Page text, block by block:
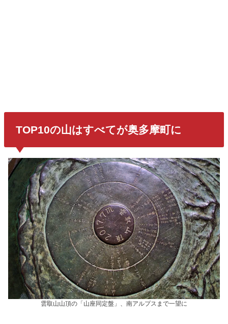
TOP10の山はすべてが奥多摩町に
雲取山山頂の「山座同定盤」、南アルプスまで一望に